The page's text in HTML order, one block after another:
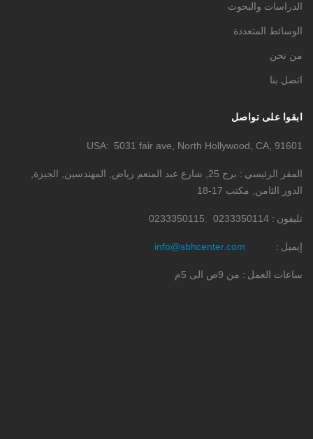
الدراسات والبحوث
الوسائط المتعددة
من نحن
اتصل بنا
ابقوا على تواصل
USA 5031 fair ave, North Hollywood, CA, 91601
المقر الرئيسي
برج 25, شارع عبد المنعم رياض, المهندسين, الجيزة,
الدور الثامن, مكتب 17-18
تليفون 0233350114
0233350115
إيميل info@sbhcenter.com
ساعات العمل من 9ص الى 5م